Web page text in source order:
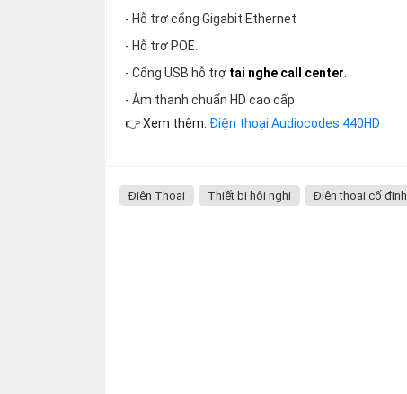
- Hỗ trợ cổng Gigabit Ethernet
- Hỗ trợ POE.
- Cổng USB hỗ trợ tai nghe call center
- Âm thanh chuẩn HD cao cấp
👉 Xem thêm: Điện thoại Audiocodes 440HD
Điện Thoại Thiết bị hội nghị Điện thoại cố định